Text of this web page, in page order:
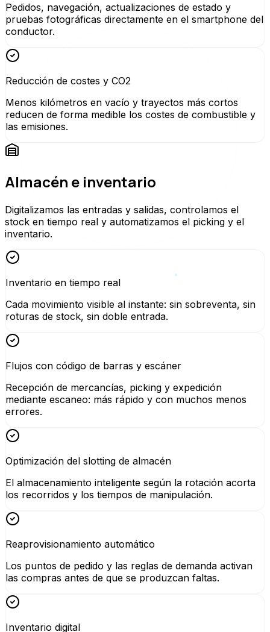
Pedidos, navegación, actualizaciones de estado y
pruebas fotográficas directamente en el smartphone del
conductor.
Reducción de costes y CO2
Menos kilómetros en vacío y trayectos más cortos
reducen de forma medible los costes de combustible y
las emisiones.
Almacén e inventario
Digitalizamos las entradas y salidas, controlamos el
stock en tiempo real y automatizamos el picking y el
inventario.
Inventario en tiempo real
Cada movimiento visible al instante: sin sobreventa, sin
roturas de stock, sin doble entrada.
Flujos con código de barras y escáner
Recepción de mercancías, picking y expedición
mediante escaneo: más rápido y con muchos menos
errores.
Optimización del slotting de almacén
El almacenamiento inteligente según la rotación acorta
los recorridos y los tiempos de manipulación.
Reaprovisionamiento automático
Los puntos de pedido y las reglas de demanda activan
las compras antes de que se produzcan faltas.
Inventario digital